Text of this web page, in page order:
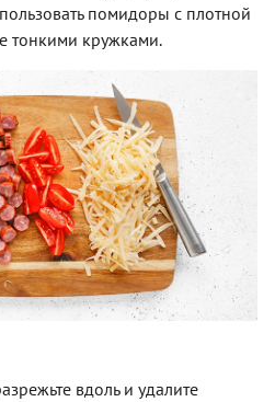
помидоры с плотной
тонкими кружками.
вдоль и удалите